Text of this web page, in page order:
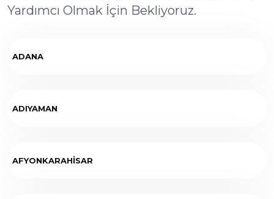
Yardımcı Olmak İçin Bekliyoruz.
ADANA
ADIYAMAN
AFYONKARAHİSAR